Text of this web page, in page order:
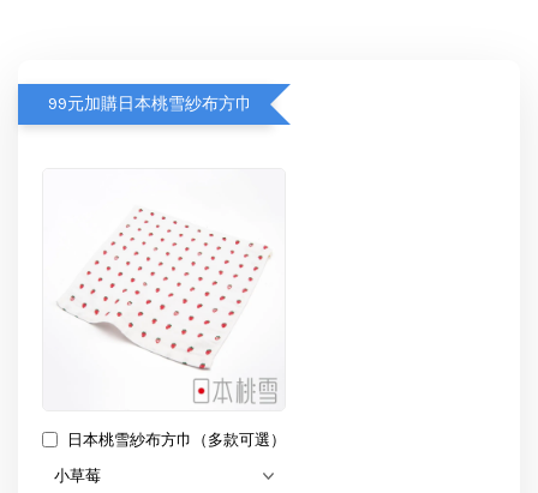
99元加購日本桃雪紗布方巾
日本桃雪紗布方巾（多款可選）